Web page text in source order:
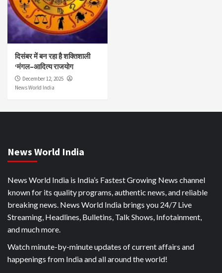
दिसंबर में बन रहा है शक्तिशाली
‘मंगल–आदित्य राजयोग
December 12, 2025
News World India
News World India
News World India is India’s Fastest Growing News channel
known for its quality programs, authentic news, and reliable
breaking news. News World India brings you 24/7 Live
Streaming, Headlines, Bulletins, Talk Shows, Infotainment,
and much more.
Watch minute-by-minute updates of current affairs and
happenings from India and all around the world!